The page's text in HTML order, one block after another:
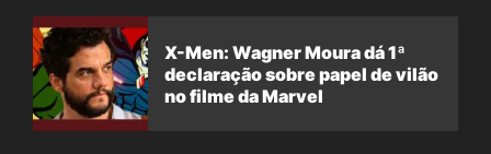
X-Men: Wagner Moura dá 1ª
declaração sobre papel de vilão
no filme da Marvel